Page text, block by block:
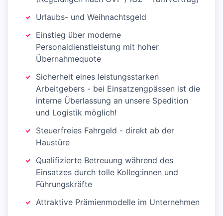
Urlaubs- und Weihnachtsgeld
Einstieg über moderne
Personaldienstleistung mit hoher
Übernahmequote
Sicherheit eines leistungsstarken
Arbeitgebers - bei Einsatzengpässen ist die
interne Überlassung an unsere Spedition
und Logistik möglich!
Steuerfreies Fahrgeld - direkt ab der
Haustüre
Qualifizierte Betreuung während des
Einsatzes durch tolle Kolleg:innen und
Führungskräfte
Attraktive Prämienmodelle im Unternehmen